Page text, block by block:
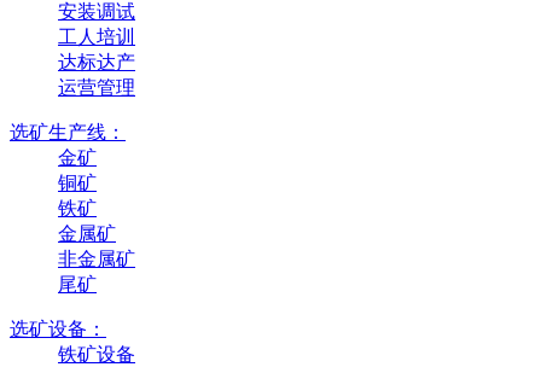
安装调试
工人培训
达标达产
运营管理
选矿生产线：
金矿
铜矿
铁矿
金属矿
非金属矿
尾矿
选矿设备：
铁矿设备